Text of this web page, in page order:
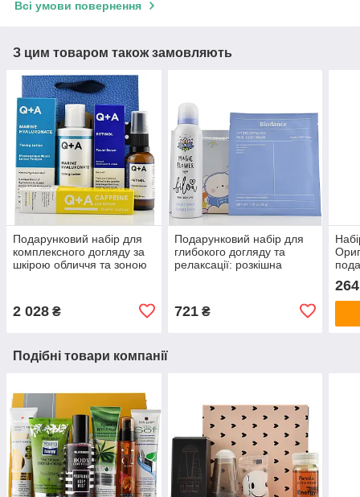
Всі умови повернення
З цим товаром також замовляють
Подарунковий набір для
комплексного догляду за
шкірою обличчя та зоною
2 028 ₴
Подарунковий набір для
глибокого догляду та
релаксації: розкішна
721₴
264
Подібні товари компанії